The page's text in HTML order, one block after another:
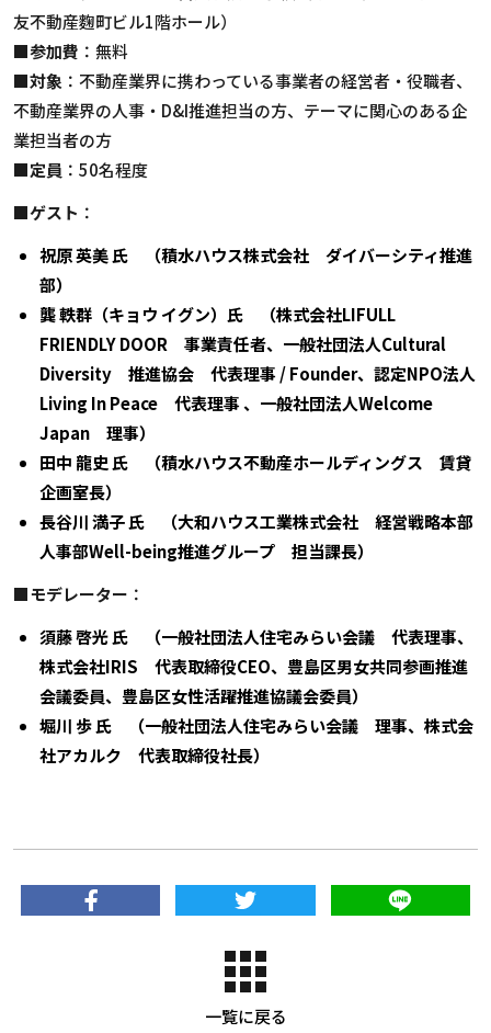
友不動産麴町ビル1階ホール）
■参加費 ：無料
■対象 ：不動産業界に携わっている事業者の経営者・役職者、
不動産業界の人事・D&I推進担当の方、テーマに関心のある企
業担当者の方
■定員 ：50名程度
■ゲスト ：
祝原 英美 氏 （積水ハウス株式会社 ダイバーシティ推進
部）
龔 軼群（キョウ イグン）氏 （株式会社LIFULL
FRIENDLY DOOR 事業責任者、一般社団法人Cultural
Diversity 推進協会 代表理事 / Founder、認定NPO法人
Living In Peace 代表理事 、一般社団法人Welcome
Japan 理事）
田中 龍史 氏 （積水ハウス不動産ホールディングス 賃貸
企画室長）
長谷川 満子 氏 （大和ハウス工業株式会社 経営戦略本部
人事部Well-being推進グループ 担当課長）
■モデレーター ：
須藤 啓光 氏 （一般社団法人住宅みらい会議 代表理事、
株式会社IRIS 代表取締役CEO、豊島区男女共同参画推進
会議委員、豊島区女性活躍推進協議会委員）
堀川 歩 氏 （一般社団法人住宅みらい会議 理事、株式会
社アカルク 代表取締役社長）
一覧に戻る